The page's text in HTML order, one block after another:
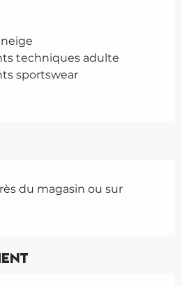
techniques adulte
sportswear
du magasin ou sur